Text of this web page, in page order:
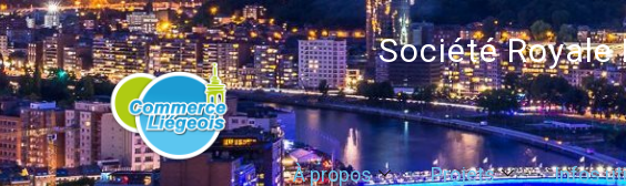
Société Royale
À propos Projets Infos